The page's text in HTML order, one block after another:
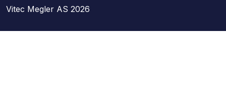
Vitec Megler AS 2026